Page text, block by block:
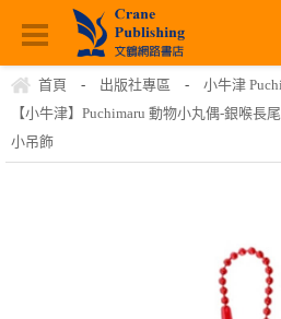
首頁 - 出版社專區 - 小牛津
【小牛津】Puchimaru 動物小丸偶-銀喉長
小吊飾